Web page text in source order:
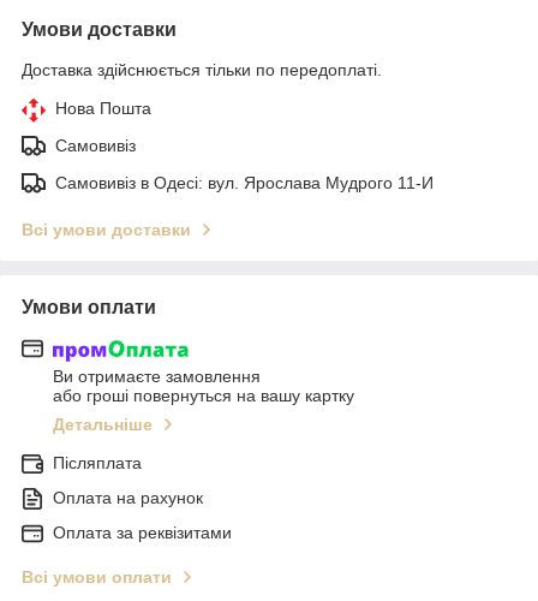
Умови доставки
Доставка здійснюється тільки по передоплаті.
Нова Пошта
Самовивіз
Самовивіз в Одесі: вул. Ярослава Мудрого 11-И
Всі умови доставки
Умови оплати
Ви отримаєте замовлення
або гроші повернуться на вашу картку
Детальніше
Післяплата
Оплата на рахунок
Оплата за реквізитами
Всі умови оплати